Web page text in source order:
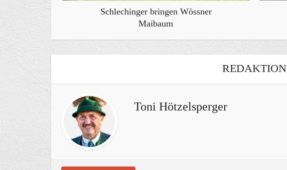
Schlechinger bringen Wössner
Maibaum
REDAKTION
Toni Hötzelsperger